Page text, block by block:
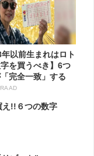
年以前生まれはロト
を買うべき】6つ
完全一致」する
AD
え!!６つの数字